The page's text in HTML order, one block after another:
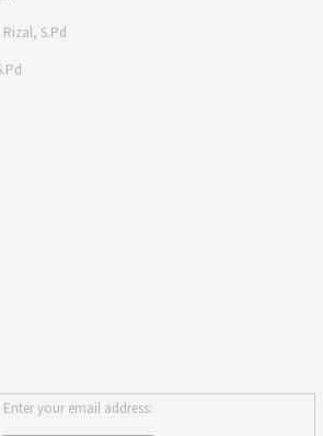
S.Pd
Enter your email address: